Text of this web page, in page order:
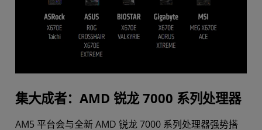
集大成者：AMD 锐龙 7000 系列处理器
AM5 平台会与全新 AMD 锐龙 7000 系列处理器强势搭